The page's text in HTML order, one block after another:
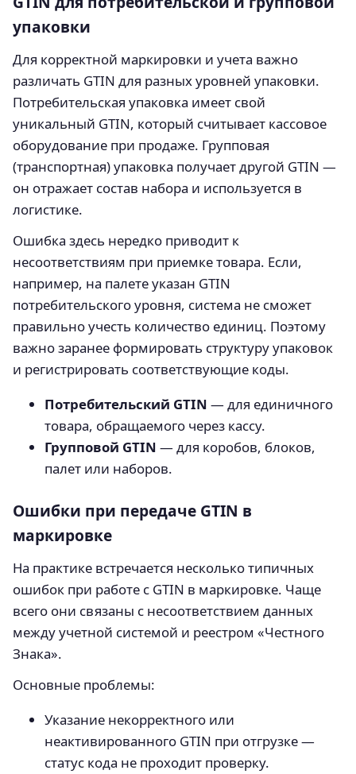
упаковки
Для корректной маркировки и учета важно
различать GTIN для разных уровней упаковки.
Потребительская упаковка имеет свой
уникальный GTIN, который считывает кассовое
оборудование при продаже. Групповая
(транспортная) упаковка получает другой GTIN —
он отражает состав набора и используется в
логистике.
Ошибка здесь нередко приводит к
несоответствиям при приемке товара. Если,
например, на палете указан GTIN
потребительского уровня, система не сможет
правильно учесть количество единиц. Поэтому
важно заранее формировать структуру упаковок
и регистрировать соответствующие коды.
Потребительский GTIN — для единичного
товара, обращаемого через кассу.
Групповой GTIN — для коробов, блоков,
палет или наборов.
Ошибки при передаче GTIN в
маркировке
На практике встречается несколько типичных
ошибок при работе с GTIN в маркировке. Чаще
всего они связаны с несоответствием данных
между учетной системой и реестром «Честного
Знака».
Основные проблемы:
Указание некорректного или
неактивированного GTIN при отгрузке —
статус кода не проходит проверку.